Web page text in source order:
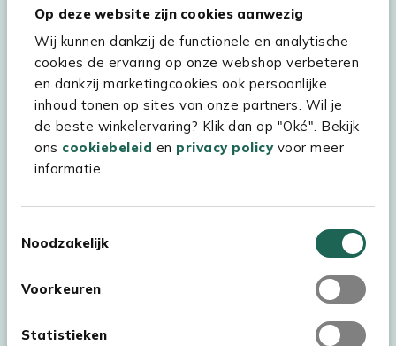
Op deze website zijn cookies aanwezig
Wij kunnen dankzij de functionele en analytische
cookies de ervaring op onze webshop verbeteren
en dankzij marketingcookies ook persoonlijke
inhoud tonen op sites van onze partners. Wil je
de beste winkelervaring? Klik dan op "Oké". Bekijk
ons cookiebeleid en privacy policyvoor meer
informatie.
Noodzakelijk
Voorkeuren
Statistieken
Hulp & service
Assortiment
Kees Smit Tuinmeubelen
Experience Stores XXL